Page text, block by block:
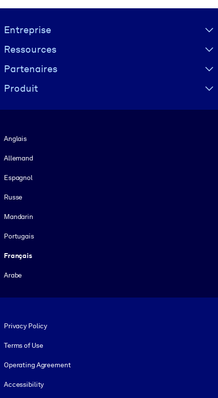
Visually hidden Text
Entreprise
Ressources
Partenaires
Produit
Anglais
Allemand
Espagnol
Russe
Mandarin
Portugais
Français
Arabe
Privacy Policy
Terms of Use
Operating Agreement
Accessibility